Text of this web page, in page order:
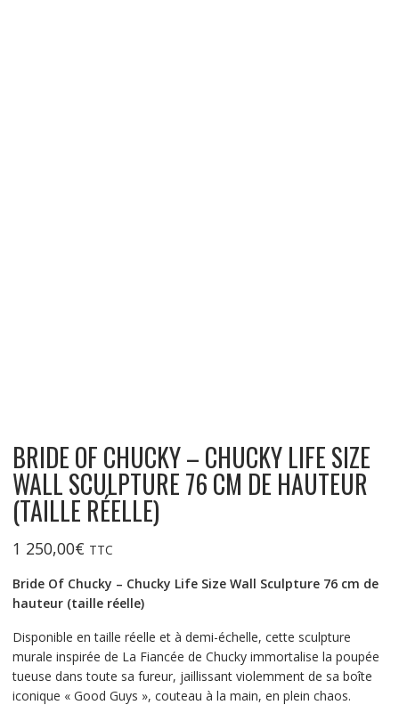
BRIDE OF CHUCKY – CHUCKY LIFE SIZE
WALL SCULPTURE 76 CM DE HAUTEUR
(TAILLE RÉELLE)
1 250,00€ TTC
Bride Of Chucky – Chucky Life Size Wall Sculpture 76 cm de
hauteur (taille réelle)
Disponible en taille réelle et à demi-échelle, cette sculpture
murale inspirée de La Fiancée de Chucky immortalise la poupée
tueuse dans toute sa fureur, jaillissant violemment de sa boîte
iconique « Good Guys », couteau à la main, en plein chaos.